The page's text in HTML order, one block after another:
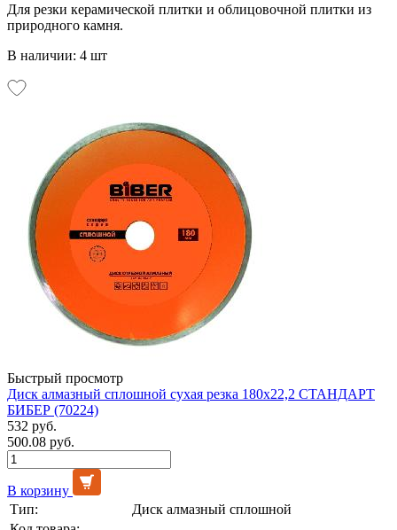
Для резки керамической плитки и облицовочной плитки из
природного камня.
В наличии: 4 шт
Быстрый просмотр
Диск алмазный сплошной сухая резка 180х22,2 СТАНДАРТ
БИБЕР (70224)
532 руб.
500.08 руб.
В корзину
Тип:
Диск алмазный сплошной